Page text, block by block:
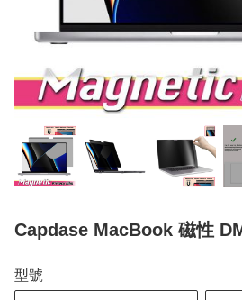
Capdase MacBook 磁性
型號